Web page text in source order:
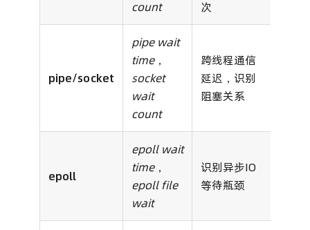
count 次
pipe/socket
pipe wait
time，
socket
wait
count
跨线程通信
延迟，识别
阻塞关系
epoll
epoll wait
time，
epoll file
wait
识别异步IO
等待瓶颈